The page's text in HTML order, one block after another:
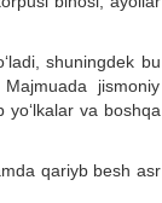
shuningdek bu
jismoniy
va boshqa
qariyb besh asr